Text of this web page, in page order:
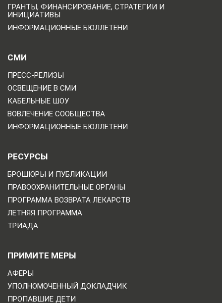
ГРАНТЫ, ФИНАНСИРОВАНИЕ, СТРАТЕГИИ И
ИНИЦИАТИВЫ
ИНФОРМАЦИОННЫЕ БЮЛЛЕТЕНИ
СМИ
ПРЕСС-РЕЛИЗЫ
ОСВЕЩЕНИЕ В СМИ
КАБЕЛЬНЫЕ ШОУ
ВОВЛЕЧЕНИЕ СООБЩЕСТВА
ИНФОРМАЦИОННЫЕ БЮЛЛЕТЕНИ
РЕСУРСЫ
БРОШЮРЫ И ПУБЛИКАЦИИ
ПРАВООХРАНИТЕЛЬНЫЕ ОРГАНЫ
ПРОГРАММА ВОЗВРАТА ЛЕКАРСТВ
ЛЕТНЯЯ ПРОГРАММА
ТРИАДА
ПРИМИТЕ МЕРЫ
АФЕРЫ
УПОЛНОМОЧЕННЫЙ ДОКЛАДЧИК
ПРОПАВШИЕ ДЕТИ